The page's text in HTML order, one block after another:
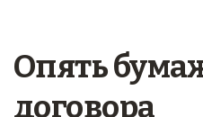
Опять
договора